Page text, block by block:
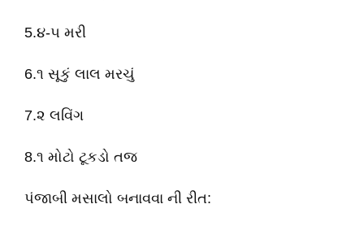
5.૪-૫ મરી
6.૧ સૂકું લાલ મરચું
7.૨ લવિંગ
8.૧ મોટો ટૂકડો તજ
પંજાબી મસાલો બનાવવા ની રીત: